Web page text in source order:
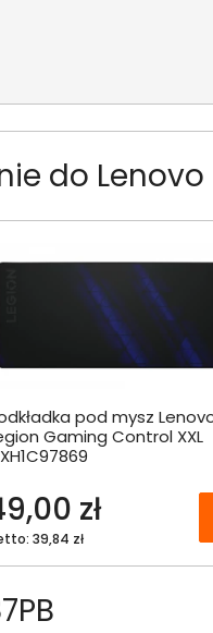
Lenovo
pod mysz
Gaming Control XXL
zł
39,84 zł